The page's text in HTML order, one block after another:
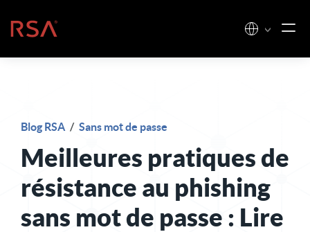
Accueil
Blog RSA / Sans mot de passe
Meilleures pratiques de
résistance au phishing
sans mot de passe : Lire